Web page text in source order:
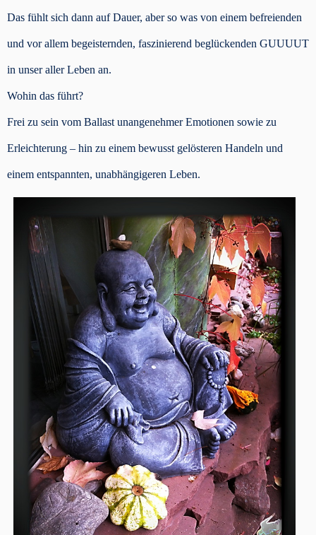
Das fühlt sich dann auf Dauer, aber so was von einem befreienden
und vor allem begeisternden, faszinierend beglückenden GUUUUT
in unser aller Leben an.
Wohin das führt?
Frei zu sein vom Ballast unangenehmer Emotionen sowie zu
Erleichterung – hin zu einem bewusst gelösteren Handeln und
einem entspannten, unabhängigeren Leben.